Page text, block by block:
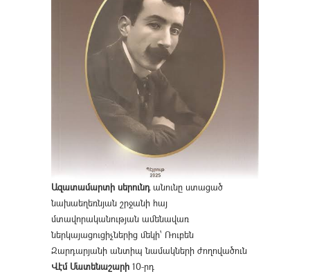
Ազատամարտի սերունդանունը ստացած
նախաեղեռնյան շրջանի հայ
մտավորականության ամենավառ
ներկայացուցիչներից մեկի՝ Ռուբեն
Զարդարյանի անտիպ նամակների ժողովածուն
Վէմ Մատենաշարի 10-րդ